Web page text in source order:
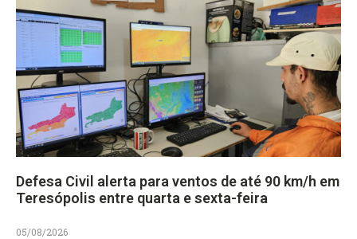
Defesa Civil alerta para ventos de até 90 km/h em
Teresópolis entre quarta e sexta-feira
05/08/2026